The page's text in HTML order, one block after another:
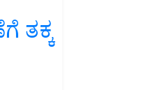
ತಕ್ಕ